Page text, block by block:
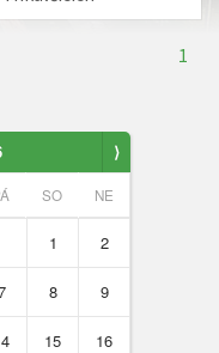
1
⟩
SO NE
1 2
8 9
15 16